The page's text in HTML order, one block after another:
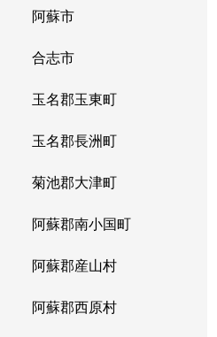
阿蘇市
合志市
玉名郡玉東町
玉名郡長洲町
菊池郡大津町
阿蘇郡南小国町
阿蘇郡産山村
阿蘇郡西原村